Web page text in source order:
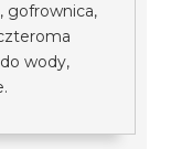
gofrownica,
wody,